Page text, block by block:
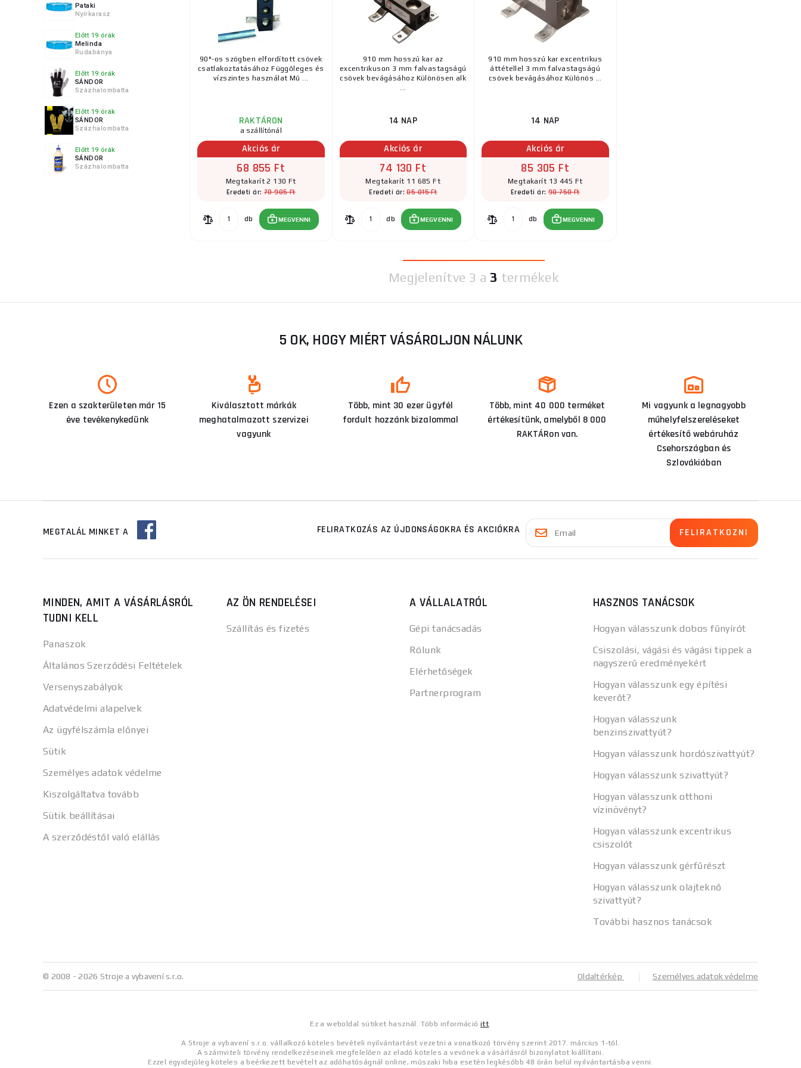
Pataki
Nyírkarasz
Előtt 19 órák
Melinda
Rudabánya
Előtt 19 órák
SÁNDOR
Százhalombatta
Előtt 19 órák
SÁNDOR
Százhalombatta
Előtt 19 órák
SÁNDOR
Százhalombatta
Kiválasztással, vásárlással vagy fizetéssel kapcsolatos tanácsért ne habozzon kapcsolatba lépni velünk
90°-os szögben elfordított csövek
csatlakoztatásához Függőleges és
vízszintes használat Mű ...
RAKTÁRON
a szállítónál
Akciós ár
68 855 Ft
Megtakarít 2 130 Ft
Eredeti ár: 70 985 Ft
db MEGVENNI
910 mm hosszú kar az
excentrikuson 3 mm falvastagságú
csövek bevágásához Különösen alk
...
14 NAP
Akciós ár
74 130 Ft
Megtakarít 11 685 Ft
Eredeti ár:85 815 Ft
db MEGVENNI
910 mm hosszú kar excentrikus
áttétellel 3 mm falvastagságú
csövek bevágásához Különös ...
14 NAP
Akciós ár
85 305 Ft
Megtakarít 13 445 Ft
Eredeti ár: 98 750 Ft
db MEGVENNI
Megjelenítve 3 a 3 termékek
5 OK, HOGY MIÉRT VÁSÁROLJON NÁLUNK
Ezen a szakterületen már 15
éve tevékenykedünk
Kiválasztott márkák
meghatalmazott szervizei
vagyunk
Több, mint 30 ezer ügyfél
fordult hozzánk bizalommal
Több, mint 40 000 terméket
értékesítünk, amelyből 8 000
RAKTÁRon van.
Mi vagyunk a legnagyobb
műhelyfelszereléseket
értékesítő webáruház
Csehországban és
Szlovákiában
MEGTALÁL MINKET A FELIRATKOZÁS AZ ÚJDONSÁGOKRA ÉS AKCIÓKRA
MINDEN, AMIT A VÁSÁRLÁSRÓL
TUDNI KELL
Panaszok
Általános Szerződési Feltételek
Versenyszabályok
Adatvédelmi alapelvek
Az ügyfélszámla előnyei
Sütik
Személyes adatok védelme
Kiszolgáltatva tovább
Sütik beállításai
A szerződéstől való elállás
AZ ÖN RENDELÉSEI
Szállítás és fizetés
A VÁLLALATRÓL
Gépi tanácsadás
Rólunk
Elérhetőségek
Partnerprogram
HASZNOS TANÁCSOK
Hogyan válasszunk dobos fűnyírót
Csiszolási, vágási és vágási tippek a
nagyszerű eredményekért
Hogyan válasszunk egy építési
keverőt?
Hogyan válasszunk
benzinszivattyút?
Hogyan válasszunk hordószivattyút?
Hogyan válasszunk szivattyút?
Hogyan válasszunk otthoni
vízinövényt?
Hogyan válasszunk excentrikus
csiszolót
Hogyan válasszunk gérfűrészt
Hogyan válasszunk olajteknő
szivattyút?
További hasznos tanácsok
© 2008 - 2026 Stroje a vybavení s.r.o. Oldaltérkép Személyes adatok védelme
Ez a weboldal sütiket használ. Több információitt.
A Stroje a vybavení s.r.o. vállalkozó köteles bevételi nyilvántartást vezetni a vonatkozó törvény szerint 2017. március 1-től.
A számviteli törvény rendelkezéseinek megfelelően az eladó köteles a vevőnek a vásárlásról bizonylatot kiállítani.
Ezzel egyidejűleg köteles a beérkezett bevételt az adóhatóságnál online, műszaki hiba esetén legkésőbb 48 órán belül nyilvántartásba venni.